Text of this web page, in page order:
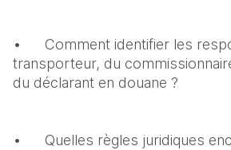
•	Comment identifier les responsabilités du
transporteur, du
du déclarant en douane ?
•	Quelles règles juridiques encadrent le